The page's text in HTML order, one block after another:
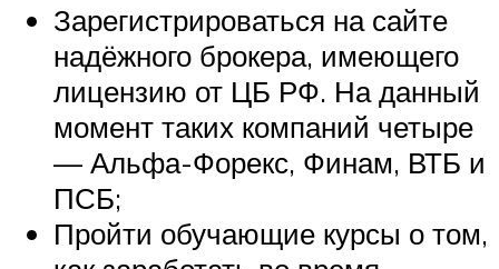
Зарегистрироваться на сайте
надёжного брокера, имеющего
лицензию от ЦБ РФ. На данный
момент таких компаний четыре
— Альфа-Форекс, Финам, ВТБ и
ПСБ;
Пройти обучающие курсы о том,